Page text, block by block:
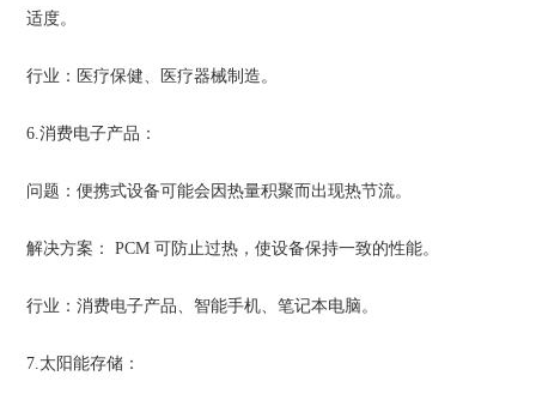
适度。
行业：医疗保健、医疗器械制造。
6.消费电子产品：
问题：便携式设备可能会因热量积聚而出现热节流。
解决方案： PCM 可防止过热，使设备保持一致的性能。
行业：消费电子产品、智能手机、笔记本电脑。
7.太阳能存储：